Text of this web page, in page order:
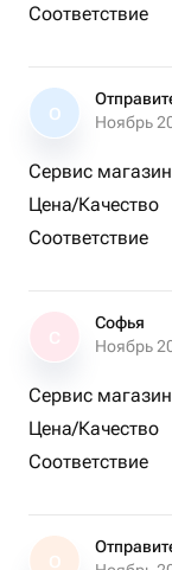
Соответствие
О
Ноябрь
Сервис
Цена/Качество
Соответствие
Софья
Ноябрь
Сервис
Цена/Качество
Соответствие
О